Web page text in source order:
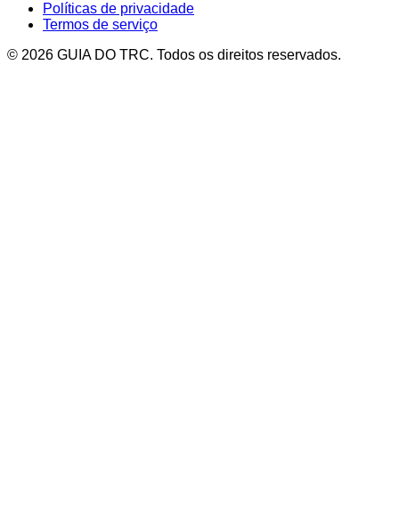
Políticas de privacidade
Termos de serviço
© 2026 GUIA DO TRC. Todos os direitos reservados.